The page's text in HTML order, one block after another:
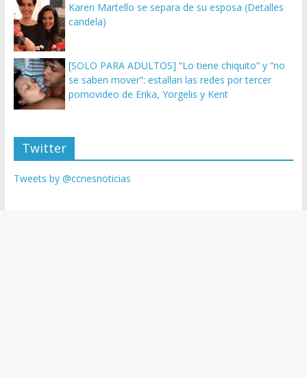
Karen Martello se separa de su esposa (Detalles
candela)
[SOLO PARA ADULTOS] “Lo tiene chiquito” y “no
se saben mover”: estallan las redes por tercer
pornovideo de Erika, Yorgelis y Kent
Twitter
Tweets by @ccnesnoticias